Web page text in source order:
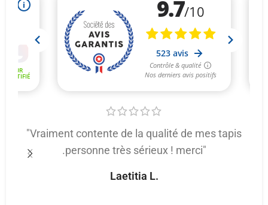
"Vraiment contente de la qualité de mes tapis
.personne très sérieux ! merci"
Laetitia L.